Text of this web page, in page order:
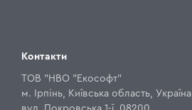
Контакти
ТОВ "НВО "Екософт"
м. Ірпінь, Київська область, Україна